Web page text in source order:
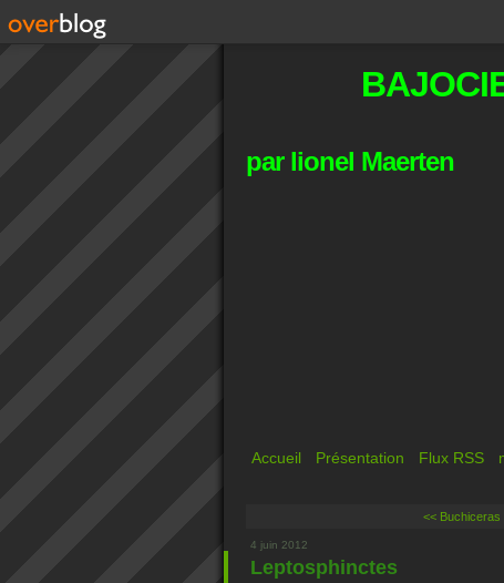
par lionel Maerten
Accueil Présentation Flux RSS
<< Buchiceras
4 juin 2012
Leptosphinctes